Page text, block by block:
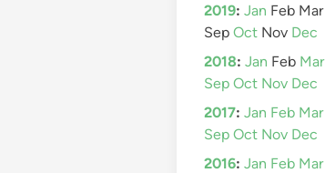
2019: Jan Feb Mar
Sep Oct Nov Dec
2018: Jan Feb Mar
Sep Oct Nov Dec
2017: Jan Feb Mar
Sep Oct Nov Dec
2016: Jan Feb Mar